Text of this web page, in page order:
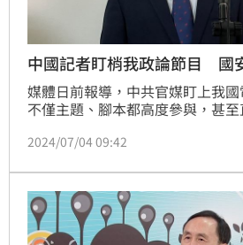
中國記者盯梢我政論節目 國
媒體日前報導，中共官媒盯上我國
不僅主題、腳本都高度參與，甚
彥今（4）日表示，國安局已經將
2024/07/04 09:42